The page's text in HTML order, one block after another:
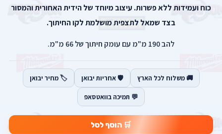
כוח ועמידות ללא פשרות. עיצוב מיוחד של הידית האחורית והמסור
בצד שמאל לתצפית מושלמת לקו החיתוך.
להב 190 מ"מ עם עומק חיתוך של 66 מ"מ.
🚚 משלוח לכל הארץ 🛡️ אחריות יבואן 🏷️ מחיר יבואן
💬 תמיכה בוואטסאפ
🛒 הוסף לסל